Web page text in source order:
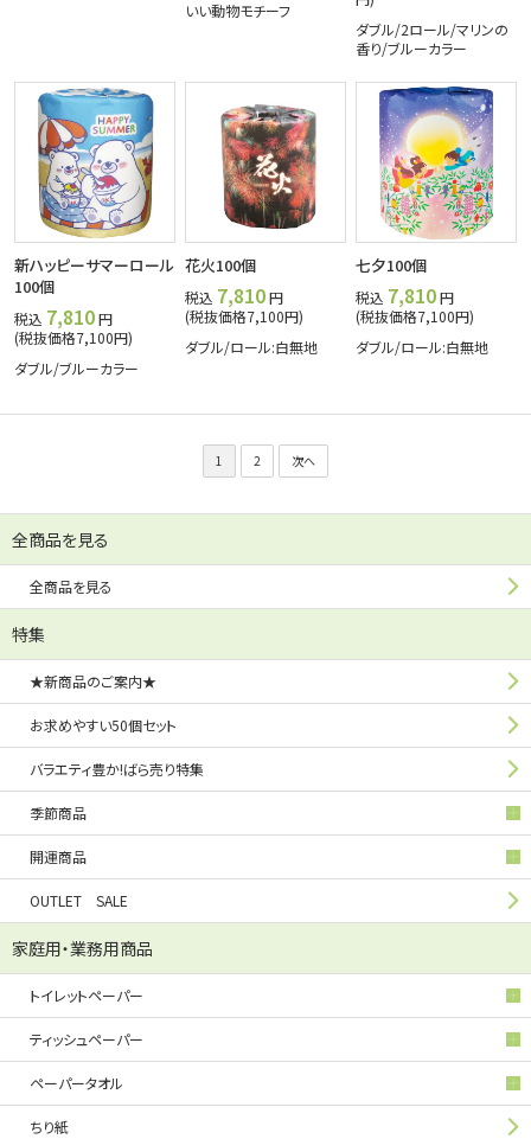
いい動物モチーフ
ダブル/2ロール/マリンの
香り/ブルーカラー
新ハッピーサマーロール
100個
税込 7,810円
(税抜価格7,100円)
ダブル/ブルーカラー
花火100個
税込 7,810円
(税抜価格7,100円)
ダブル/ロール:白無地
七夕100個
税込 7,810円
(税抜価格7,100円)
ダブル/ロール:白無地
1 2 次へ
全商品を見る
全商品を見る
特集
★新商品のご案内★
お求めやすい50個セット
バラエティ豊か!ばら売り特集
季節商品
開運商品
OUTLET SALE
家庭用・業務用商品
トイレットペーパー
ティッシュペーパー
ペーパータオル
ちり紙